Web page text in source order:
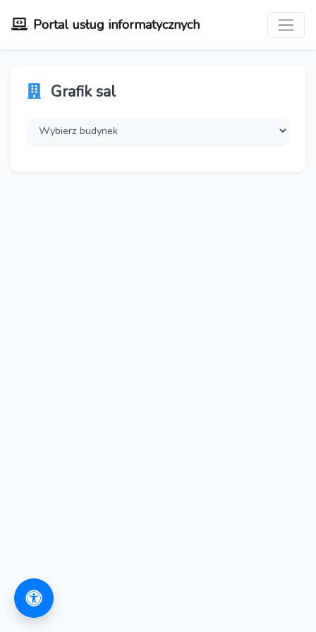
Portal usług informatycznych
Grafik sal